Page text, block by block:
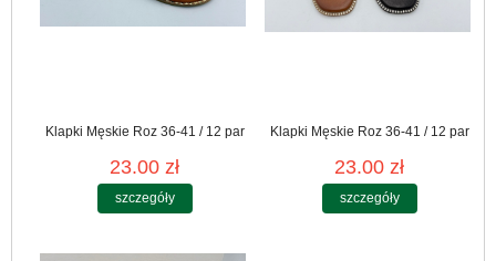
Klapki Męskie Roz 36-41 / 12 par
23.00 zł
szczegóły
Klapki Męskie Roz 36-41 / 12 par
23.00 zł
szczegóły